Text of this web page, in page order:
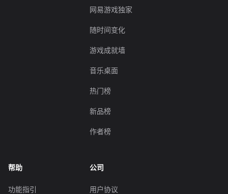
网易游戏独家
随时间变化
游戏成就墙
音乐桌面
热门榜
新品榜
作者榜
帮助
功能指引
公司
用户协议